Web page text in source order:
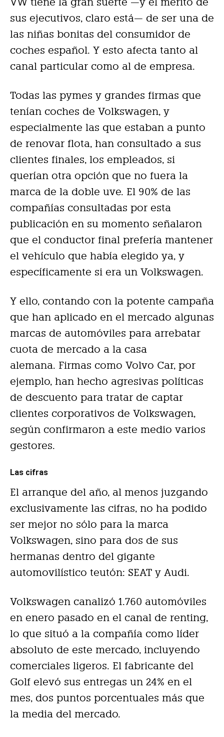
sus ejecutivos, claro está— de ser una de
las niñas bonitas del consumidor de
coches español. Y esto afecta tanto al
canal particular como al de empresa.
Todas las pymes y grandes firmas que
tenían coches de Volkswagen, y
especialmente las que estaban a punto
de renovar flota, han consultado a sus
clientes finales, los empleados, si
querían otra opción que no fuera la
marca de la doble uve. El 90% de las
compañías consultadas por esta
publicación en su momento señalaron
que el conductor final prefería mantener
el vehículo que había elegido ya, y
específicamente si era un Volkswagen.
Y ello, contando con la potente campaña
que han aplicado en el mercado algunas
marcas de automóviles para arrebatar
cuota de mercado a la casa
alemana. Firmas como Volvo Car, por
ejemplo, han hecho agresivas políticas
de descuento para tratar de captar
clientes corporativos de Volkswagen,
según confirmaron a este medio varios
gestores.
Las cifras
El arranque del año, al menos juzgando
exclusivamente las cifras, no ha podido
ser mejor no sólo para la marca
Volkswagen, sino para dos de sus
hermanas dentro del gigante
automovilístico teutón: SEAT y Audi.
Volkswagen canalizó 1.760 automóviles
en enero pasado en el canal de renting,
lo que situó a la compañía como líder
absoluto de este mercado, incluyendo
comerciales ligeros. El fabricante del
Golf elevó sus entregas un 24% en el
mes, dos puntos porcentuales más que
la media del mercado.